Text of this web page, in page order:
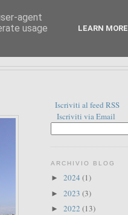
Iscriviti al feed RSS
Iscriviti via Email
ARCHIVIO BLOG
► 2024 (1)
► 2023 (3)
► 2022 (13)
agent
usage
LEARN MORE